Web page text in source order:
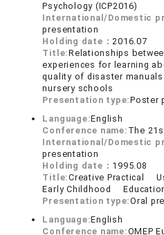
Psychology (ICP2016)
International/Domestic
presentation
Holding date：2016.07
Title:Relationships
experiences for learning
quality of disaster
nursery schools
Presentation type:Poster
Language:English
Conference name: The
International/Domestic
presentation
Holding date： 1995.08
Title:Creative Practical
Early Childhood
Presentation type:Oral
Language:English
Conference name:OMEP